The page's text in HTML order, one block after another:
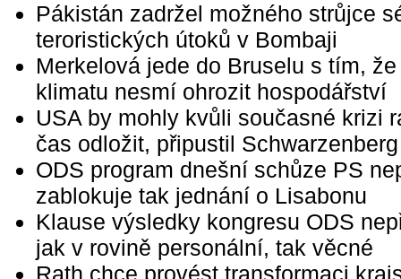
Pákistán zadržel možného strůjce
teroristických útoků v Bombaji
Merkelová jede do Bruselu s tím,
klimatu nesmí ohrozit hospodářství
USA by mohly kvůli současné krizi
čas odložit, připustil Schwarzenberg
ODS program dnešní schůze PS
zablokuje tak jednání o Lisabonu
Klause výsledky kongresu ODS
jak v rovině personální, tak věcné
Rath chce provést transformaci